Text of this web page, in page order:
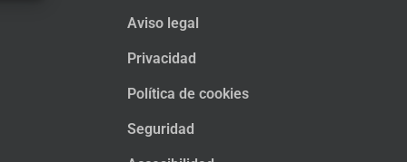
Aviso legal
Privacidad
Política de cookies
Seguridad